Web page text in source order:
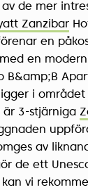
de mer
Zanzibar
en
en
B&amp;B
i området
3-stjärniga
av
de ett
vi